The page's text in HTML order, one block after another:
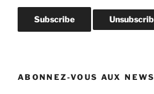
ABONNEZ-VOUS AUX NEWS